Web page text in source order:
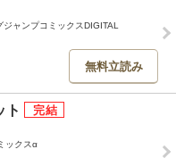
ャンプコミックスDIGITAL
無料立読み
ト
ックスα